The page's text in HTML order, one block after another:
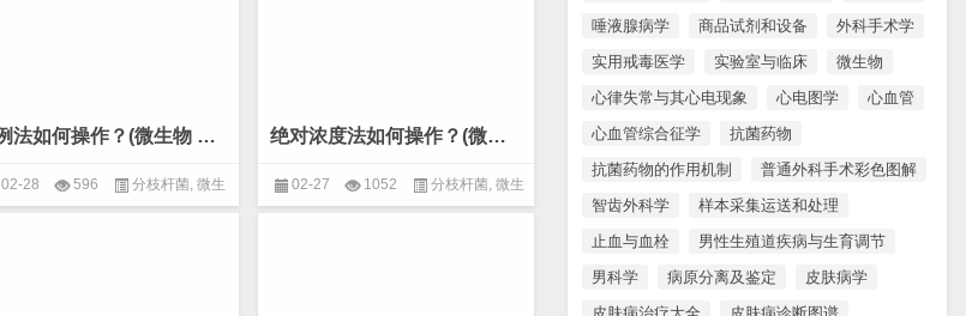
唾液腺病学
商品试剂和设备
外科手术学
实用戒毒医学
实验室与临床
微生物
心律失常与其心电现象
心电图学
心血管
心血管综合征学
抗菌药物
抗菌药物的作用机制
普通外科手术彩色图解
智齿外科学
样本采集运送和处理
止血与血栓
男性生殖道疾病与生育调节
男科学
病原分离及鉴定
皮肤病学
皮肤病治疗大全
皮肤病诊断图谱
比例法如何操作？(微生物 分枝杆菌)
02-28 596 分枝杆菌 微生
绝对浓度法如何操作？(微生物 分枝杆菌)
02-27 1052 分枝杆菌 ,微生